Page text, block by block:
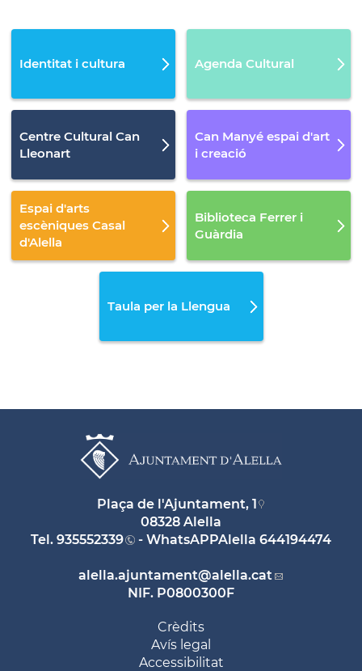
Identitat i cultura Agenda Cultural
Centre Cultural Can
Lleonart
Can Manyé espai d'art
i creació
Espai d'arts
escèniques Casal
d'Alella
Biblioteca Ferrer i
Guàrdia
Taula per la Llengua
Plaça de l'Ajuntament, 1
08328 Alella
Tel. 935552339 - WhatsAPPAlella 644194474
alella.ajuntament@alella.cat
NIF. P0800300F
Crèdits
Avís legal
Accessibilitat